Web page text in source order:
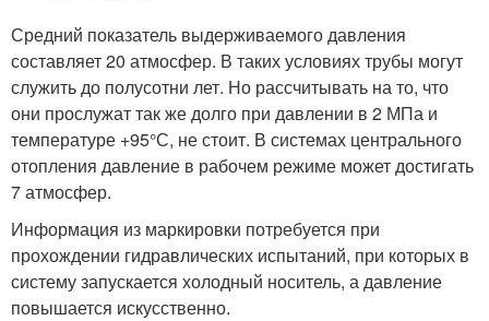
Средний показатель выдерживаемого давления
составляет 20 атмосфер. В таких условиях трубы могут
служить до полусотни лет. Но рассчитывать на то, что
они прослужат так же долго при давлении в 2 МПа и
температуре +95°С, не стоит. В системах центрального
отопления давление в рабочем режиме может достигать
7 атмосфер.
Информация из маркировки потребуется при
прохождении гидравлических испытаний, при которых в
систему запускается холодный носитель, а давление
повышается искусственно.